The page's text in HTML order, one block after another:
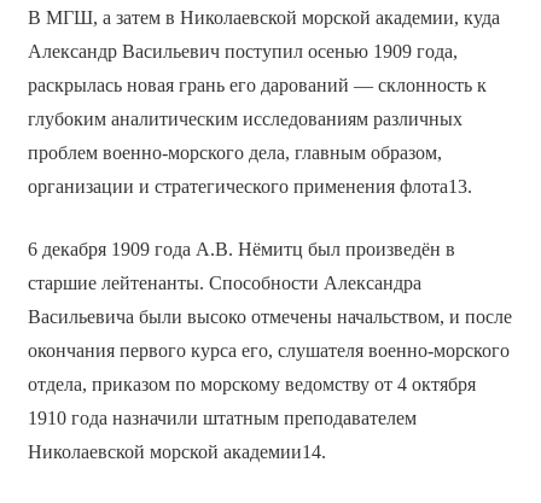
В МГШ, а затем в Николаевской морской академии, куда
Александр Васильевич поступил осенью 1909 года,
раскрылась новая грань его дарований — склонность к
глубоким аналитическим исследованиям различных
проблем военно-морского дела, главным образом,
организации и стратегического применения флота13.
6 декабря 1909 года А.В. Нёмитц был произведён в
старшие лейтенанты. Способности Александра
Васильевича были высоко отмечены начальством, и после
окончания первого курса его, слушателя военно-морского
отдела, приказом по морскому ведомству от 4 октября
1910 года назначили штатным преподавателем
Николаевской морской академии14.